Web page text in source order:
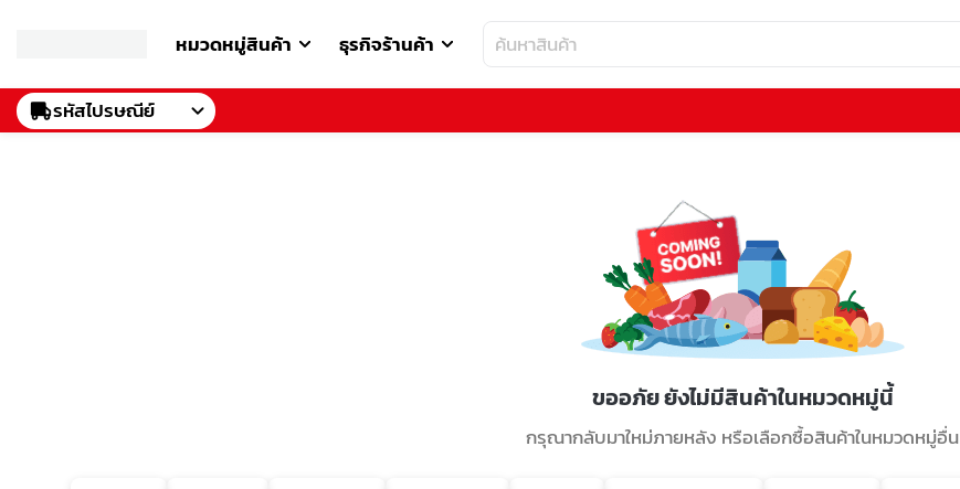
หมวดหมู่สินค้า ธุรกิจร้านค้า
รหัสไปรษณีย์
ขออภัย ยังไม่มีสินค้าในหมวดหมู่นี้
กรุณากลับมาใหม่ภายหลัง หรือเลือกซื้อสินค้าในหมวดหมู่อื่น